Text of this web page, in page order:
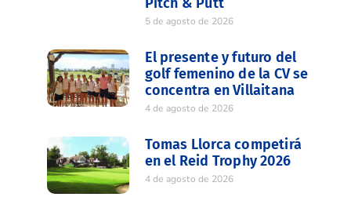
5 de agosto de 2026
El presente y futuro del
golf femenino de la CV se
concentra en Villaitana
4 de agosto de 2026
Tomas Llorca competirá
en el Reid Trophy 2026
4 de agosto de 2026